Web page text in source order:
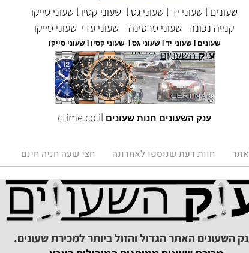
ענק השעונים ים של שעונים
סי טיים
ענק השעונים, כל עולם השעונים בחנות אחת.
רחוב:הרצל 73 רמת גן.
קנייה נכונה שעוני סרטינה שעוני עדי שעוני סייקו
ענק השעונים חנות שעונים ctime.co.il